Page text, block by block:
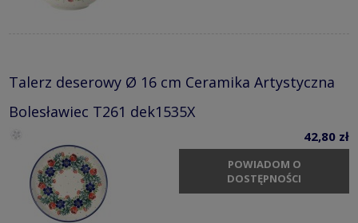
Talerz deserowy Ø 16 cm Ceramika Artystyczna
Bolesławiec T261 dek1535X
42,80 zł
POWIADOM O
DOSTĘPNOŚCI